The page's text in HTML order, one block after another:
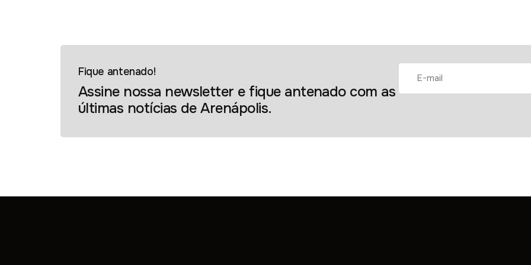
Fique antenado!
Assine nossa newsletter e fique antenado com as
últimas notícias de Arenápolis.